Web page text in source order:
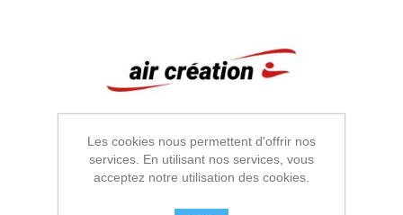
Les cookies nous permettent d'offrir nos
services. En utilisant nos services, vous
acceptez notre utilisation des cookies.